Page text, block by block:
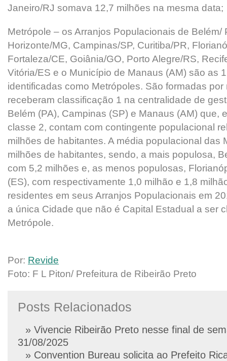
Janeiro/RJ somava 12,7 milhões na mesma data;
Metrópole – os Arranjos Populacionais de Belém/
Horizonte/MG, Campinas/SP, Curitiba/PR,
Fortaleza/CE, Goiânia/GO, Porto Alegre/RS,
Vitória/ES e o Município de Manaus (AM) são as
identificadas como Metrópoles. São formadas
receberam classificação 1 na centralidade de
Belém (PA), Campinas (SP) e Manaus (AM) que,
classe 2, contam com contingente populacional
milhões de habitantes. A média populacional das
milhões de habitantes, sendo, a mais populosa,
com 5,2 milhões e, as menos populosas,
(ES), com respectivamente 1,0 milhão e 1,8
residentes em seus Arranjos Populacionais em
a única Cidade que não é Capital Estadual a ser
Metrópole.
Por: Revide
Foto: F L Piton/ Prefeitura de Ribeirão Preto
Posts Relacionados
» Vivencie Ribeirão Preto nesse final de
31/08/2025
» Convention Bureau solicita ao Prefeito